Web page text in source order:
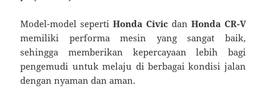
Model-model sepertiHonda Civic dan Honda CR-V
memiliki performa mesin yang sangat baik,
sehingga memberikan kepercayaan lebih bagi
pengemudi untuk melaju di berbagai kondisi jalan
dengan nyaman dan aman.